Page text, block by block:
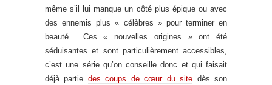
même s’il lui manque un côté plus épique ou avec
des ennemis plus « célèbres » pour terminer en
beauté… Ces « nouvelles origines » ont été
séduisantes et sont particulièrement accessibles,
c’est une série qu’on conseille donc et qui faisait
déjà partie des coups de cœur du site dès son